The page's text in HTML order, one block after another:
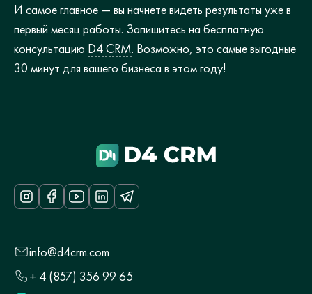
И самое главное — вы начнете видеть результаты уже в
первый месяц работы. Запишитесь на бесплатную
консультацию D4 CRM. Возможно, это самые выгодные
30 минут для вашего бизнеса в этом году!
info@d4crm.com
+ 4 (857) 356 99 65